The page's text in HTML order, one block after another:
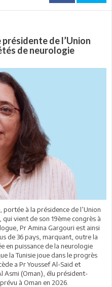
de l’Union
de neurologie
à la présidence de l’Union
vient de son 19ème congrès à
Pr Amina Gargouri est ainsi
de 36 pays, marquant, outre la
en puissance de la neurologie
la Tunisie joue dans le progrès
a Pr Youssef Al-Said et
Asmi (Oman), élu président-
à Oman en 2026.